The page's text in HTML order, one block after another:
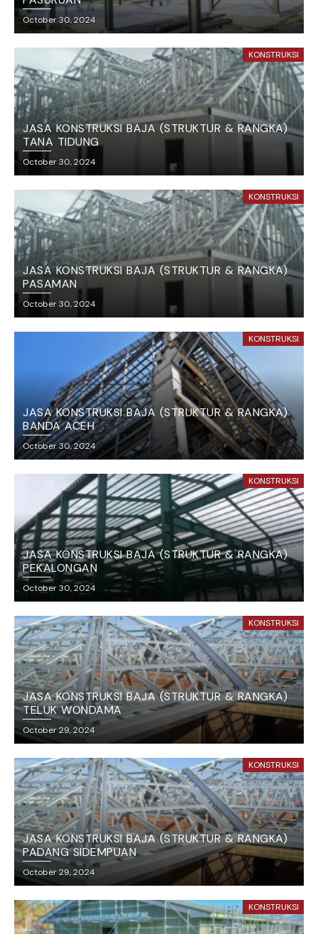
October 30, 2024
KONSTRUKSI
JASA KONSTRUKSI BAJA (STRUKTUR & RANGKA)
TANA TIDUNG
October 30, 2024
KONSTRUKSI
JASA KONSTRUKSI BAJA (STRUKTUR & RANGKA)
PASAMAN
October 30, 2024
KONSTRUKSI
JASA KONSTRUKSI BAJA (STRUKTUR & RANGKA)
BANDA ACEH
October 30, 2024
KONSTRUKSI
JASA KONSTRUKSI BAJA (STRUKTUR & RANGKA)
PEKALONGAN
October 30, 2024
KONSTRUKSI
JASA KONSTRUKSI BAJA (STRUKTUR & RANGKA)
TELUK WONDAMA
October 29, 2024
KONSTRUKSI
JASA KONSTRUKSI BAJA (STRUKTUR & RANGKA)
PADANG SIDEMPUAN
October 29, 2024
KONSTRUKSI